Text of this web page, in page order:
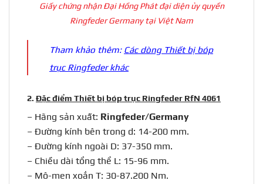
Giấy chứng nhận Đại Hồng Phát đại diện ủy quyền
Ringfeder Germany tại Việt Nam
Tham khảo thêm: Các dòng Thiết bị bóp
trục Ringfeder khác
2. Đặc điểm Thiết bị bóp trục Ringfeder RfN 4061
– Hãng sản xuất: Ringfeder/Germany
– Đường kính bên trong d: 14-200 mm.
– Đường kính ngoài D: 37-350 mm.
– Chiều dài tổng thể L: 15-96 mm.
– Mô-men xoắn T: 30-87.200 Nm.